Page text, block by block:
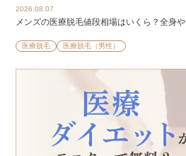
2026.08.07
メンズの医療脱毛値段相場はいくら？全身
医療脱毛 医療脱毛（男性）